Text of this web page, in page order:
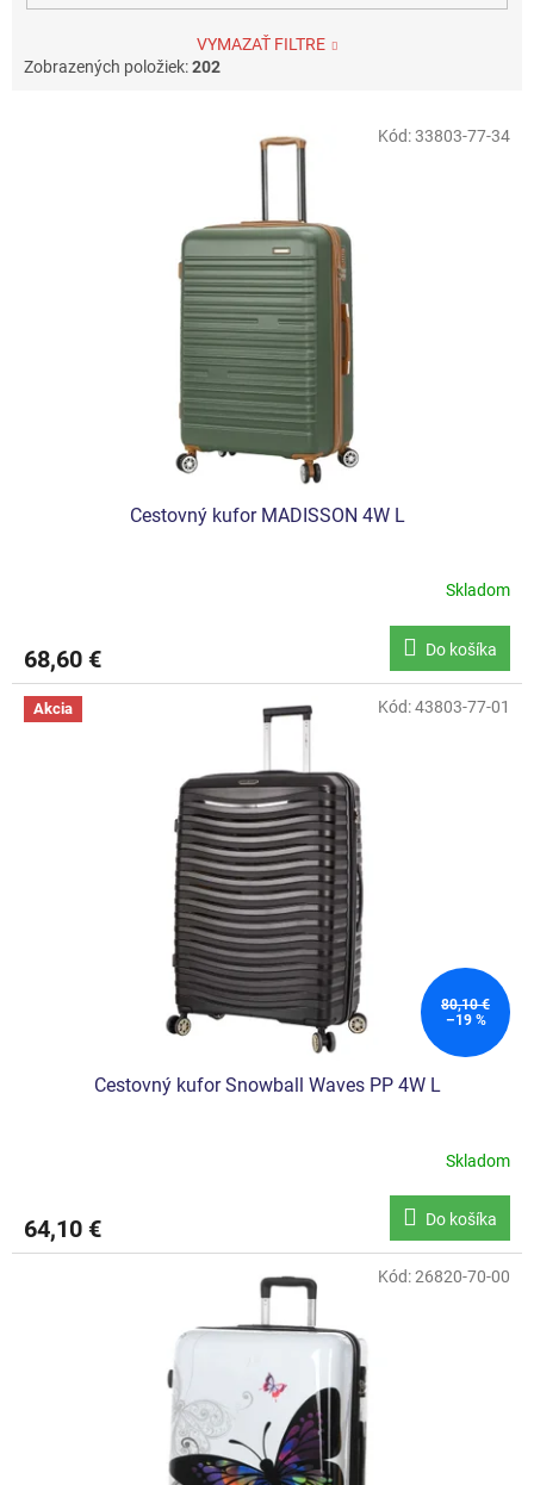
VYMAZAŤ FILTRE
Zobrazených položiek:202
Cestovný kufor MADISSON 4W L
Skladom
68,60 € Do košíka
Kód:33803-77-34
Akcia
80,10 €
–19 %
Cestovný kufor Snowball Waves PP 4W L
Skladom
64,10 € Do košíka
Kód:43803-77-01
Kód:26820-70-00